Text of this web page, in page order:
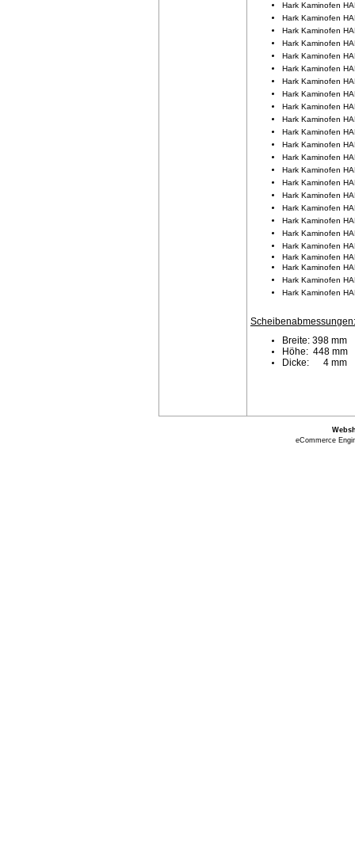
Hark Kaminofen
Hark Kaminofen
Hark Kaminofen
Hark Kaminofen
Hark Kaminofen
Hark Kaminofen
Hark Kaminofen
Hark Kaminofen
Hark Kaminofen
Hark Kaminofen
Hark Kaminofen
Hark Kaminofen
Hark Kaminofen
Hark Kaminofen
Hark Kaminofen
Hark Kaminofen
Hark Kaminofen
Hark Kaminofen
Hark Kaminofen
Hark Kaminofen
Hark Kaminofen
Hark Kaminofen
Hark Kaminofen
Hark Kaminofen
Scheibenabmessungen:
Breite: 398 mm
Höhe: 448 mm
Dicke: 4 mm
eCommerce